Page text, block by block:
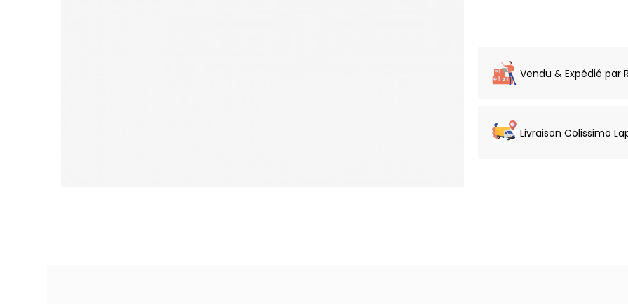
Vendu & Expédié par
Livraison Colissimo